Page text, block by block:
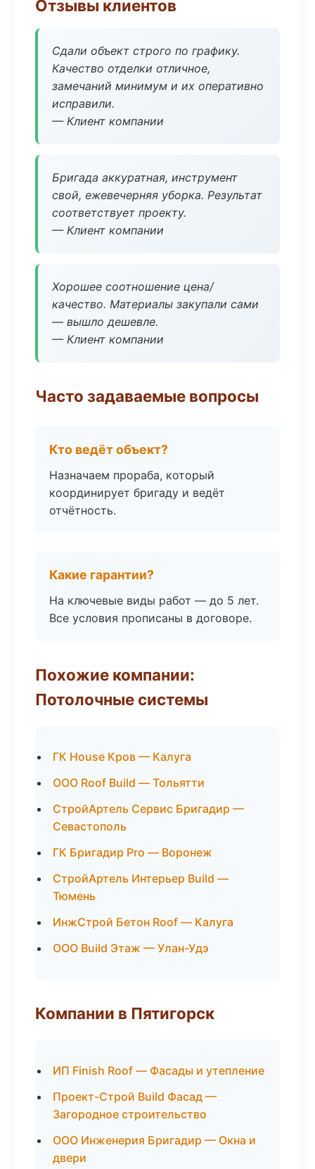
Отзывы клиентов
Сдали объект строго по графику.
Качество отделки отличное,
замечаний минимум и их оперативно
исправили.
— Клиент компании
Бригада аккуратная, инструмент
свой, ежевечерняя уборка. Результат
соответствует проекту.
— Клиент компании
Хорошее соотношение цена/
качество. Материалы закупали сами
— вышло дешевле.
— Клиент компании
Часто задаваемые вопросы
Кто ведёт объект?
Назначаем прораба, который
координирует бригаду и ведёт
отчётность.
Какие гарантии?
На ключевые виды работ — до 5 лет.
Все условия прописаны в договоре.
Похожие компании:
Потолочные системы
ГК House Кров — Калуга
ООО Roof Build — Тольятти
СтройАртель Сервис Бригадир —
Севастополь
ГК Бригадир Pro — Воронеж
СтройАртель Интерьер Build —
Тюмень
ИнжСтрой Бетон Roof — Калуга
ООО Build Этаж — Улан-Удэ
Компании в Пятигорск
ИП Finish Roof — Фасады и утепление
Проект-Строй Build Фасад —
Загородное строительство
ООО Инженерия Бригадир — Окна и
двери